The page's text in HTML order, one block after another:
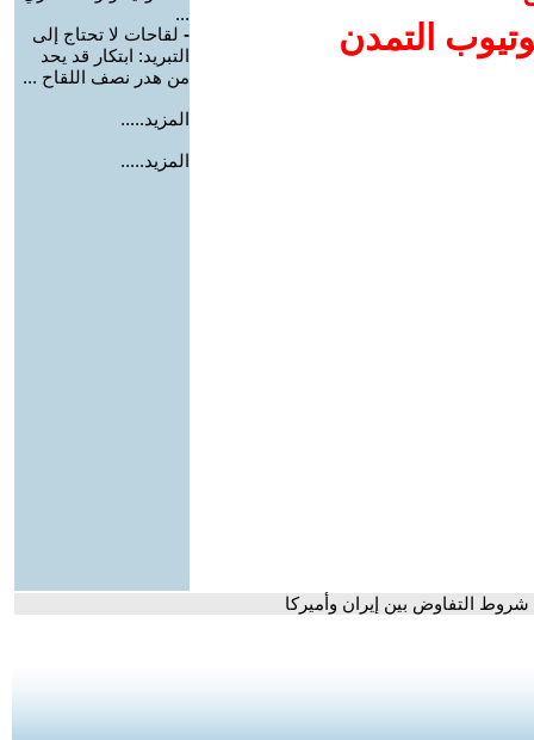
التمدن
...
- لقاحات لا تحتاج إلى
التبريد: ابتكار قد يحد
من هدر نصف اللقاح ...
المزيد.....
المزيد.....